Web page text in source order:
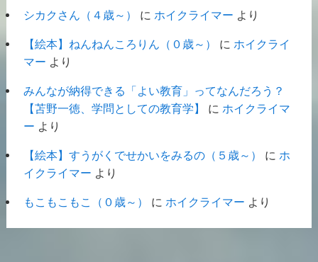
シカクさん（４歳～） に ホイクライマー より
【絵本】ねんねんころりん（０歳～） に ホイクライ
マー より
みんなが納得できる「よい教育」ってなんだろう？
【苫野一徳、学問としての教育学】
に ホイクライマ
ー より
【絵本】すうがくでせかいをみるの（５歳～） に ホ
イクライマー より
もこもこもこ（０歳～） に ホイクライマー より